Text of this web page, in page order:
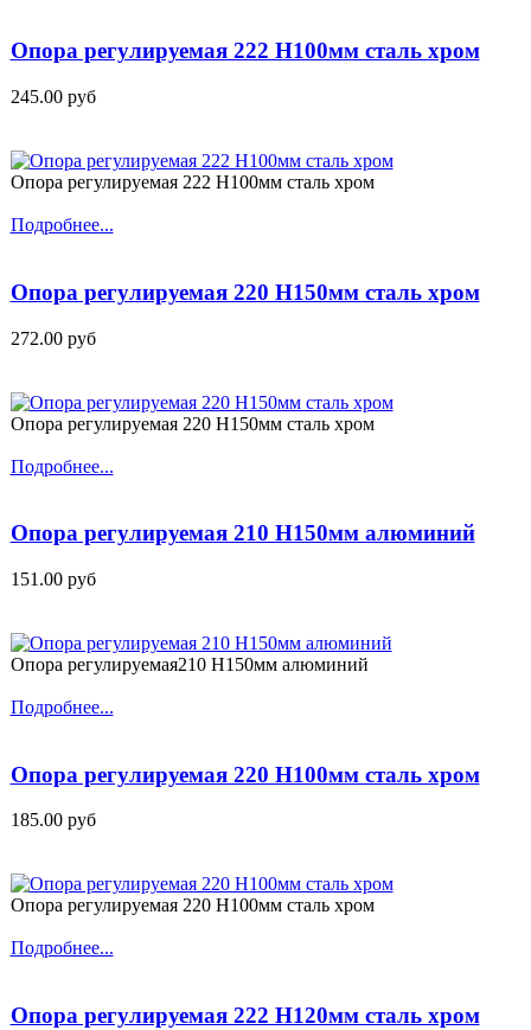
Опора регулируемая 222 H100мм сталь хром
245.00 руб
Опора регулируемая 222 H100мм сталь хром
Подробнее...
Опора регулируемая 220 H150мм сталь хром
272.00 руб
Опора регулируемая 220 H150мм сталь хром
Подробнее...
Опора регулируемая 210 H150мм алюминий
151.00 руб
Опора регулируемая210 H150мм алюминий
Подробнее...
Опора регулируемая 220 H100мм сталь хром
185.00 руб
Опора регулируемая 220 H100мм сталь хром
Подробнее...
Опора регулируемая 222 H120мм сталь хром